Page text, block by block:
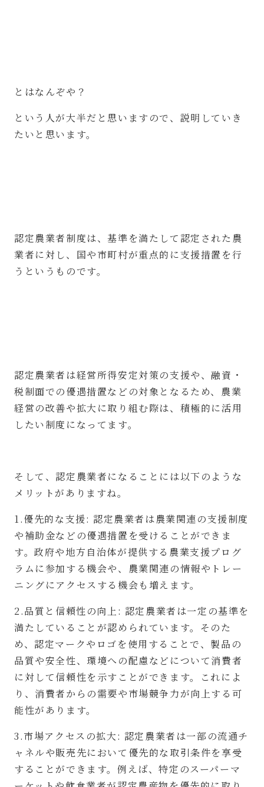
とはなんぞや？
という人が大半だと思いますので、説明していき
たいと思います。
認定農業者制度は、基準を満たして認定された農
業者に対し、国や市町村が重点的に支援措置を行
うというものです。
認定農業者は経営所得安定対策の支援や、融資・
税制面での優遇措置などの対象となるため、農業
経営の改善や拡大に取り組む際は、積極的に活用
したい制度になってます。
そして、認定農業者になることには以下のような
メリットがありますね。
1.優先的な支援: 認定農業者は農業関連の支援制度
や補助金などの優遇措置を受けることができま
す。政府や地方自治体が提供する農業支援プログ
ラムに参加する機会や、農業関連の情報やトレー
ニングにアクセスする機会も増えます。
2.品質と信頼性の向上: 認定農業者は一定の基準を
満たしていることが認められています。そのた
め、認定マークやロゴを使用することで、製品の
品質や安全性、環境への配慮などについて消費者
に対して信頼性を示すことができます。これによ
り、消費者からの需要や市場競争力が向上する可
能性があります。
3.市場アクセスの拡大: 認定農業者は一部の流通チ
ャネルや販売先において優先的な取引条件を享受
することができます。例えば、特定のスーパーマ